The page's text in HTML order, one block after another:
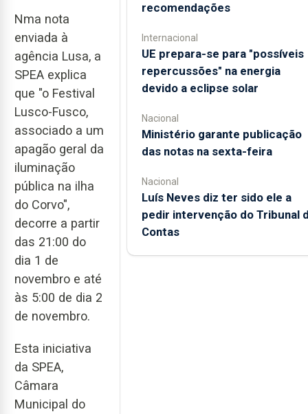
Nma nota
enviada à
agência Lusa, a
SPEA explica
que "o Festival
Lusco-Fusco,
associado a um
apagão geral da
iluminação
pública na ilha
do Corvo",
decorre a partir
das 21:00 do
dia 1 de
novembro e até
às 5:00 de dia 2
de novembro.
Esta iniciativa
da SPEA,
Câmara
Municipal do
recomendações
Internacional
UE prepara-se para "possíveis
repercussões" na energia
devido a eclipse solar
Nacional
Ministério garante publicação
das notas na sexta-feira
Nacional
Luís Neves diz ter sido ele a
pedir intervenção do Tribunal
Contas